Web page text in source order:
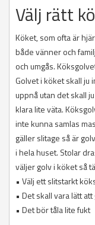
Välj rätt
Köket, som ofta är
både vänner och
och umgås.
Golvet i köket skall ju
uppnå utan det skall
klara lite väta.
inte kunna samlas
gäller slitage så är
i hela huset. Stolar
väljer golv i köket så
• Välj ett slitstarkt
• Det skall vara lätt
• Det bör tåla lite fukt